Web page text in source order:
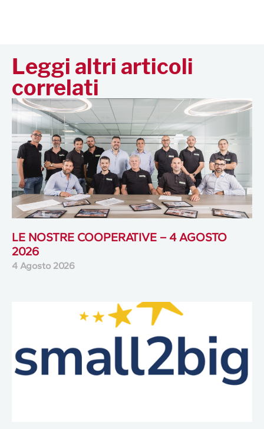
Leggi altri articoli
correlati
LE NOSTRE COOPERATIVE – 4 AGOSTO
2026
4 Agosto 2026